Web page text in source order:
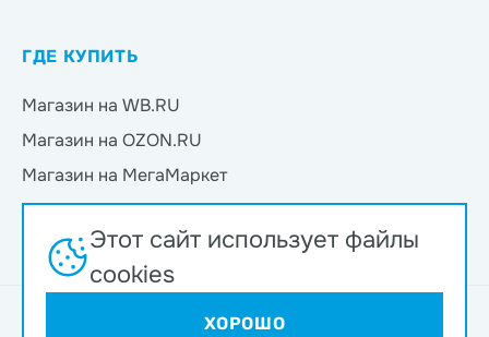
ГДЕ КУПИТЬ
Магазин на WB.RU
Магазин на OZON.RU
Магазин на МегаМаркет
Магазин на Яндекс.Маркет
Магазин на Магнит Маркет
Интернет-магазин ND Play © 2026
Этот сайт использует файлы
cookies
ХОРОШО